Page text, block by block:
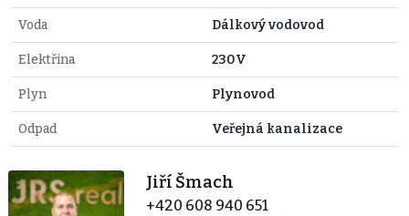
Voda Dálkový vodovod
Elektřina 230V
Plyn Plynovod
Odpad Veřejná kanalizace
Jiří Šmach
+420 608 940 651